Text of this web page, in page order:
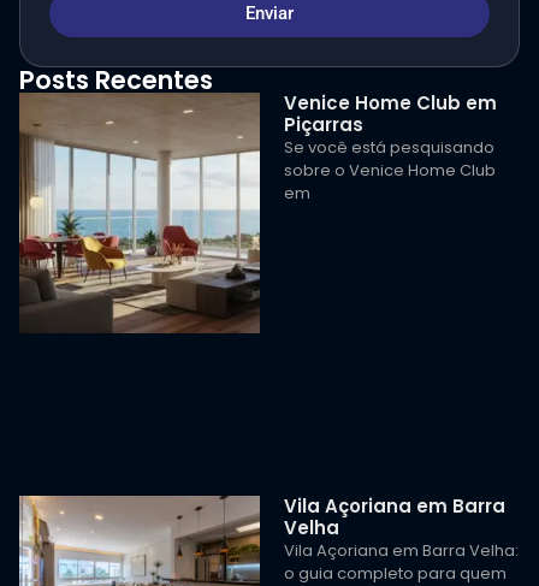
Enviar
Posts Recentes
Venice Home Club em
Piçarras
Se você está pesquisando
sobre o Venice Home Club
em
Vila Açoriana em Barra
Velha
Vila Açoriana em Barra Velha:
o guia completo para quem